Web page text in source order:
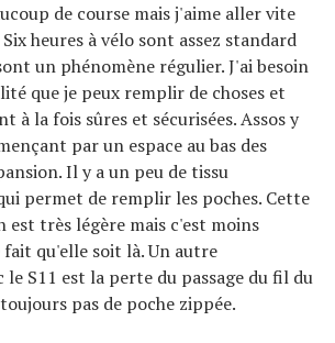
de course mais j'aime aller vite
heures à vélo sont assez standard
un phénomène régulier. J'ai besoin
que je peux remplir de choses et
à la fois sûres et sécurisées. Assos y
par un espace au bas des
Il y a un peu de tissu
permet de remplir les poches. Cette
est très légère mais c'est moins
qu'elle soit là. Un autre
le S11 est la perte du passage du fil du
pas de poche zippée.